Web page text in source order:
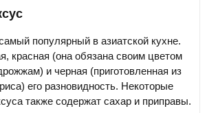
популярный в азиатской кухне.
красная (она обязана своим цветом
и черная (приготовленная из
его разновидность. Некоторые
также содержат сахар и приправы.